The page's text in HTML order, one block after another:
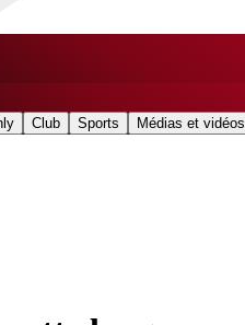
Club Sports Médias et vidéos